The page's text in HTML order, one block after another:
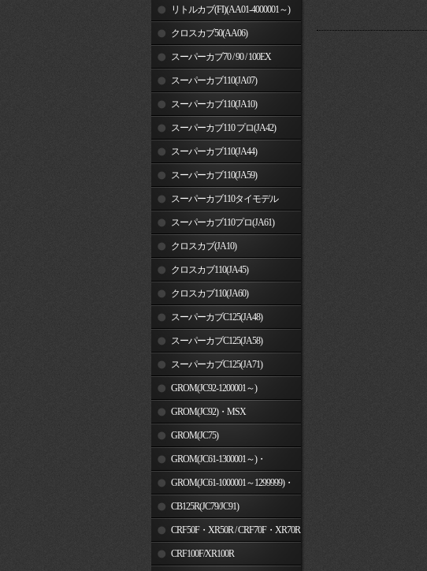
リトルカブ(FI)(AA01-4000001～)
クロスカブ50(AA06)
スーパーカブ70 / 90 / 100EX
スーパーカブ110(JA07)
スーパーカブ110(JA10)
スーパーカブ110 プロ(JA42)
スーパーカブ110(JA44)
スーパーカブ110(JA59)
スーパーカブ110タイモデル
(MLHJA56)
スーパーカブ110プロ(JA61)
クロスカブ(JA10)
クロスカブ110(JA45)
クロスカブ110(JA60)
スーパーカブC125(JA48)
スーパーカブC125(JA58)
スーパーカブC125(JA71)
GROM(JC92-1200001～)
GROM(JC92)・MSX
GROM(MLHJC92)
GROM(JC75)
GROM(JC61-1300001～)・
MSX125SF
GROM(JC61-1000001～1299999)・
MSX125CB125R(JC79/JC91)
CRF50F・XR50R / CRF70F・XR70R
CRF100F/XR100R